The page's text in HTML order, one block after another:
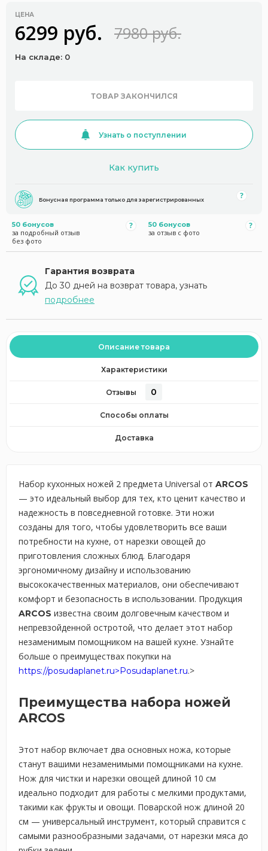
ЦЕНА
6299 руб. 7980 руб.
На складе: 0
ТОВАР ЗАКОНЧИЛСЯ
Узнать о поступлении
Как купить
Бонусная программа только для зарегистрированных
50 бонусов
за подробный отзыв
без фото
50 бонусов
за отзыв с фото
Гарантия возврата
До 30 дней на возврат товара, узнать
подробнее
Описание товара
Характеристики
Отзывы 0
Способы оплаты
Доставка
Набор кухонных ножей 2 предмета Universal от ARCOS
— это идеальный выбор для тех, кто ценит качество и
надежность в повседневной готовке. Эти ножи
созданы для того, чтобы удовлетворить все ваши
потребности на кухне, от нарезки овощей до
приготовления сложных блюд. Благодаря
эргономичному дизайну и использованию
высококачественных материалов, они обеспечивают
комфорт и безопасность в использовании. Продукция
ARCOS известна своим долговечным качеством и
непревзойденной остротой, что делает этот набор
незаменимым помощником на вашей кухне. Узнайте
больше о преимуществах покупки на
https://posudaplanet.ru>Posudaplanet.ru.>
Преимущества набора ножей
ARCOS
Этот набор включает два основных ножа, которые
станут вашими незаменимыми помощниками на кухне.
Нож для чистки и нарезки овощей длиной 10 см
идеально подходит для работы с мелкими продуктами,
такими как фрукты и овощи. Поварской нож длиной 20
см — универсальный инструмент, который справится с
самыми разнообразными задачами, от нарезки мяса до